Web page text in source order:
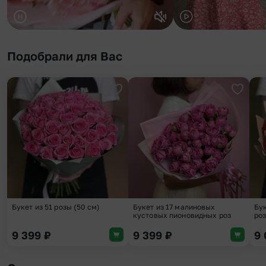
Подобрали для Вас
Добавить в избранное
Букет из 51 розы (50 см)
9 399 ₽
Букет из 17 малиновых
кустовых пионовидных роз
9 399 ₽ 9